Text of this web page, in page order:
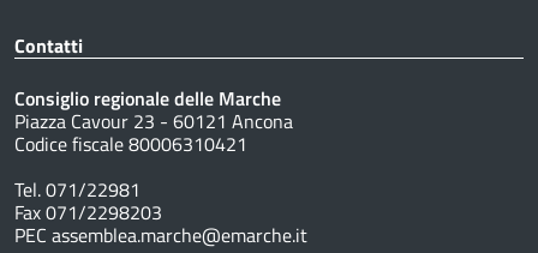
Contatti
Consiglio regionale delle Marche
Piazza Cavour 23 - 60121 Ancona
Codice fiscale 80006310421
Tel. 071/22981
Fax 071/2298203
PEC assemblea.marche@emarche.it